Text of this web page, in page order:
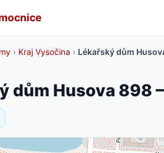
› Kraj Vysočina › Lékařský dům
dům Husova 898